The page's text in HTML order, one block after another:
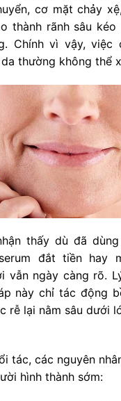
cơ mặt chảy
thành rãnh sâu
Chính vì vậy, việc
thường không thể
thấy dù đã
đắt tiền hay
vẫn ngày càng rõ.
này chỉ tác động
rễ lại nằm sâu dưới
tác, các nguyên
hình thành sớm: